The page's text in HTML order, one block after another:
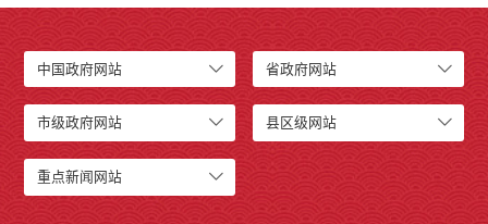
中国政府网站 省政府网站
市级政府网站 县区级网站
重点新闻网站